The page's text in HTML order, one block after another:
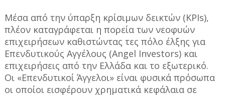
Μέσα από την ύπαρξη κρίσιμων δεικτών (KPIs),
πλέον καταγράφεται η πορεία των νεοφυών
επιχειρήσεων καθιστώντας τες πόλο έλξης για
Επενδυτικούς Αγγέλους (Angel Investors) και
επιχειρήσεις από την Ελλάδα και το εξωτερικό.
Οι «Επενδυτικοί Άγγελοι» είναι φυσικά πρόσωπα
οι οποίοι εισφέρουν χρηματικά κεφάλαια σε